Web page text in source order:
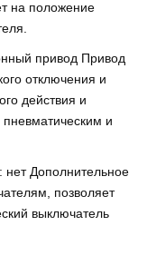
на положение
привод Привод
отключения и
действия и
и
нет Дополнительное
позволяет
выключатель